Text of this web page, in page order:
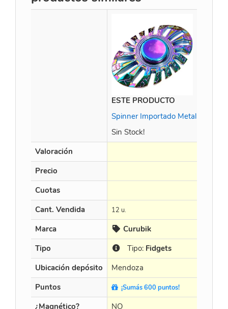
ESTE PRODUCTO
Spinner Importado Metal Oval
Sin Stock!
Valoración
Precio
Cuotas
Cant. Vendida
12 u.
Marca
Curubik
Tipo
Tipo: Fidgets
Ubicación depósito
Mendoza
Puntos
¡Sumás 600 puntos!
¿Magnético?
NO